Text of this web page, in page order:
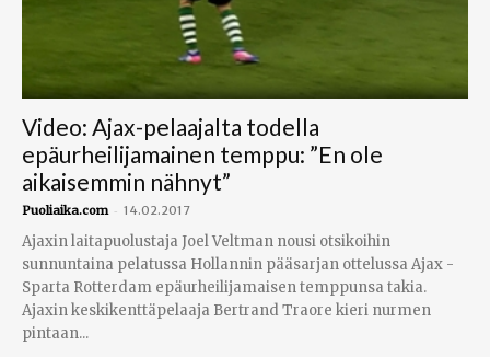
Video: Ajax-pelaajalta todella
epäurheilijamainen temppu: ”En ole
aikaisemmin nähnyt”
Puoliaika.com - 14.02.2017
Ajaxin laitapuolustaja Joel Veltman nousi otsikoihin
sunnuntaina pelatussa Hollannin pääsarjan ottelussa Ajax -
Sparta Rotterdam epäurheilijamaisen temppunsa takia.
Ajaxin keskikenttäpelaaja Bertrand Traore kieri nurmen
pintaan...